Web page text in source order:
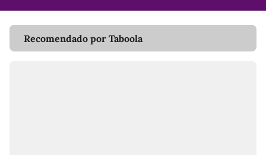
Recomendado por Taboola